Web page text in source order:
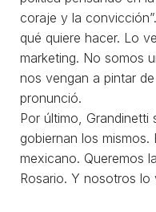
coraje y la
qué quiere hacer. Lo
marketing. No somos
nos vengan a pintar
pronunció.
Por último, Grandinetti
gobiernan los mismos.
mexicano. Queremos
Rosario. Y nosotros lo